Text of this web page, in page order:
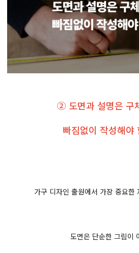
② 도면과 설명은 구
빠짐없이 작성해야
가구 디자인 출원에서 가장 중요한
도면은 단순한 그림이